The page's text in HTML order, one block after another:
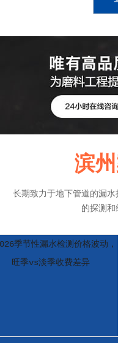
滨
长期致力于地下管道的漏
的探测和